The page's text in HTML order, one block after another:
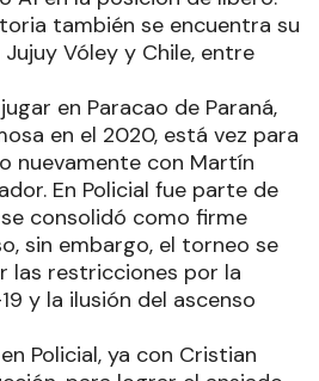
también se encuentra su
Vóley y Chile, entre
en Paracao de Paraná,
en el 2020, está vez para
nuevamente con Martín
En Policial fue parte de
consolidó como firme
sin embargo, el torneo se
las restricciones por la
y la ilusión del ascenso
Policial, ya con Cristian